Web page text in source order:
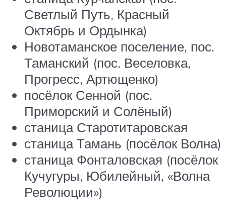
Светлый Путь, Красный
Октябрь и Ордынка)
Новотаманское поселение, пос.
Таманский (пос. Веселовка,
Прогресс, Артющенко)
посёлок Сенной (пос.
Приморский и Солёный)
станица Старотитаровская
станица Тамань (посёлок Волна)
станица Фонталовская (посёлок
Кучугуры, Юбилейный, «Волна
Революции»)